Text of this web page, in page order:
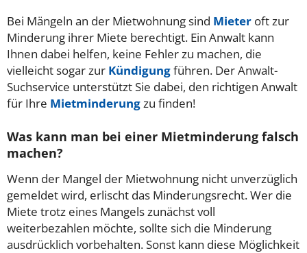
Bei Mängeln an der Mietwohnung sind Mieter oft zur
Minderung ihrer Miete berechtigt. Ein Anwalt kann
Ihnen dabei helfen, keine Fehler zu machen, die
vielleicht sogar zur Kündigungführen. Der Anwalt-
Suchservice unterstützt Sie dabei, den richtigen Anwalt
für Ihre Mietminderungzu finden!
Was kann man bei einer Mietminderung falsch
machen?
Wenn der Mangel der Mietwohnung nicht unverzüglich
gemeldet wird, erlischt das Minderungsrecht. Wer die
Miete trotz eines Mangels zunächst voll
weiterbezahlen möchte, sollte sich die Minderung
ausdrücklich vorbehalten. Sonst kann diese Möglichkeit